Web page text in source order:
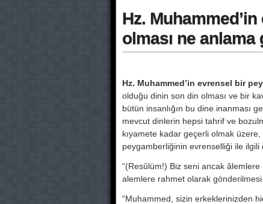
Hz.
olması ne anlama
Hz. Muhammed’in evrensel bir
olduğu dinin son din olması ve bir
bütün insanlığın bu dine inanması
mevcut dinlerin hepsi tahrif ve
kıyamete kadar geçerli olmak
peygamberliğinin evrenselliği ile ilgili
“(Resûlüm!) Biz seni ancak
alemlere rahmet olarak
“Muhammed, sizin erkeklerinizden